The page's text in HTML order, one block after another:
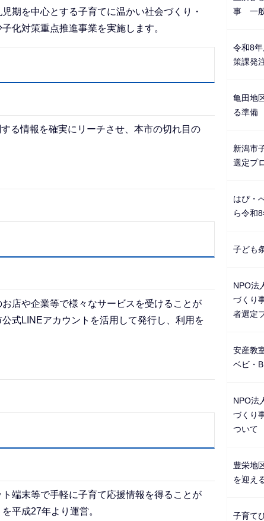
期を中心とする子育てに温かい社会づくり・
化対策重点推進事業を実施します。
る情報を確実にリーチさせ、本市の切れ目の
店や企業等で様々なサービスを受けることが
式LINEアカウントを活用して発行し、利用を
端末等で手軽に子育て応援情報を得ることが
平成27年より運営。
シ
こ
ら
事 一般
令和8
策課発
亀田地
る準備
新潟市
選定プ
はぴ・
ら令和8
子ども
NPO法
づくり
者選定
安産教
ベビ・
NPO法
づくり
ついて
豊栄地
を迎え
子育て